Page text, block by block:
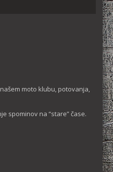
moto klubu, potovanja,
spominov na “stare” čase.